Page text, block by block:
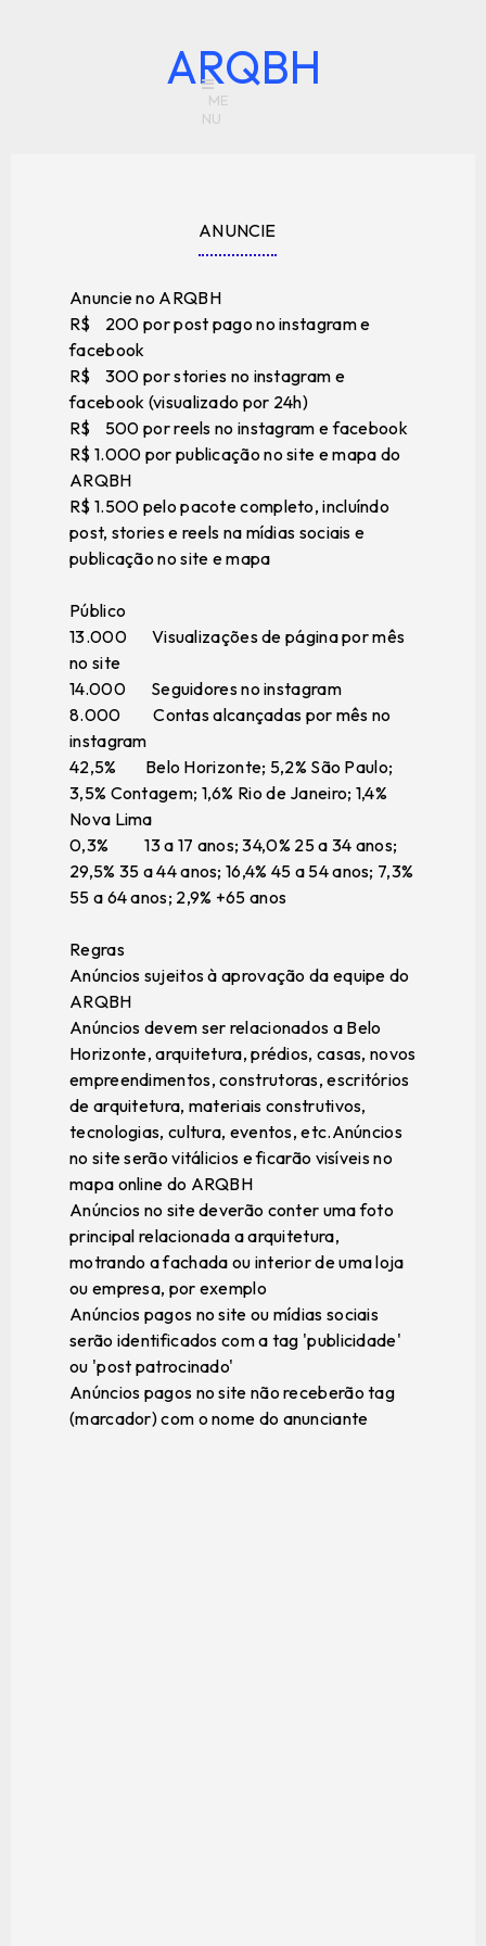
ARQBH
ANUNCIE
Anuncie no ARQBH
R$ 200 por post pago no instagram e
facebook
R$ 300 por stories no instagram e
facebook (visualizado por 24h)
R$ 500 por reels no instagram e facebook
R$ 1.000 por publicação no site e mapa do
ARQBH
R$ 1.500 pelo pacote completo, incluíndo
post, stories e reels na mídias sociais e
publicação no site e mapa
Público
13.000 Visualizações de página por mês
no site
14.000 Seguidores no instagram
8.000 Contas alcançadas por mês no
instagram
42,5% Belo Horizonte; 5,2% São Paulo;
3,5% Contagem; 1,6% Rio de Janeiro; 1,4%
Nova Lima
0,3% 13 a 17 anos; 34,0% 25 a 34 anos;
29,5% 35 a 44 anos; 16,4% 45 a 54 anos; 7,3%
55 a 64 anos; 2,9% +65 anos
Regras
Anúncios sujeitos à aprovação da equipe do
ARQBH
Anúncios devem ser relacionados a Belo
Horizonte, arquitetura, prédios, casas, novos
empreendimentos, construtoras, escritórios
de arquitetura, materiais construtivos,
tecnologias, cultura, eventos, etc.Anúncios
no site serão vitálicios e ficarão visíveis no
mapa online do ARQBH
Anúncios no site deverão conter uma foto
principal relacionada a arquitetura,
motrando a fachada ou interior de uma loja
ou empresa, por exemplo
Anúncios pagos no site ou mídias sociais
serão identificados com a tag 'publicidade'
ou 'post patrocinado'
Anúncios pagos no site não receberão tag
(marcador) com o nome do anunciante